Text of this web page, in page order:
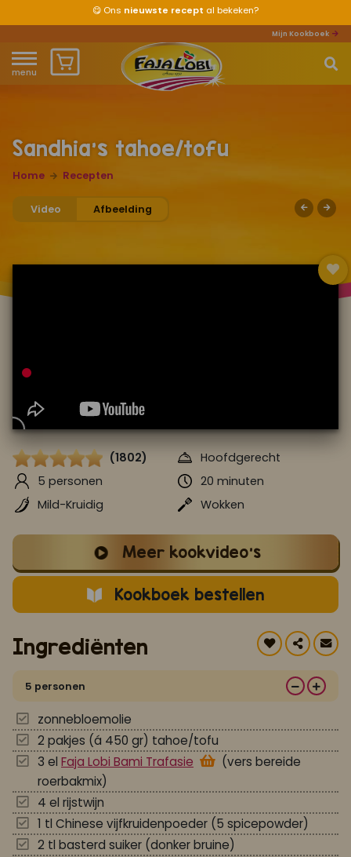
😋 Ons nieuwste recept al bekeken?
Mijn Kookboek
menu
Waar ben je naar op zoek?
Home
Over ons
Producten
Ofklik hierom je aan te melden voor Mijn Kookboek.
Sandhia's tahoe/tofu
Home Recepten
Video Afbeelding
(1802)
Hoofdgerecht
5 personen
20 minuten
Mild-Kruidig
Wokken
Meer kookvideo's
Kookboek bestellen
Ingrediënten
5 personen
zonnebloemolie
2 pakjes (á 450 gr) tahoe/tofu
3 el Faja Lobi Bami Trafasie
(vers bereide
roerbakmix)
4 el rijstwijn
1 tl Chinese vijfkruidenpoeder (5 spicepowder)
2 tl basterd suiker (donker bruine)